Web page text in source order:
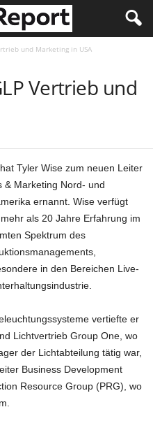
und Marketing in USA
Vertrieb und
Tyler Wise zum neuen Leiter
& Marketing Nord- und
ernannt. Wise verfügt
als 20 Jahre Erfahrung im
Spektrum des
in den Bereichen Live-
vertiefte er
Lichtvertrieb Group One, wo
der Lichtabteilung tätig war,
Business Development
Resource Group (PRG), wo